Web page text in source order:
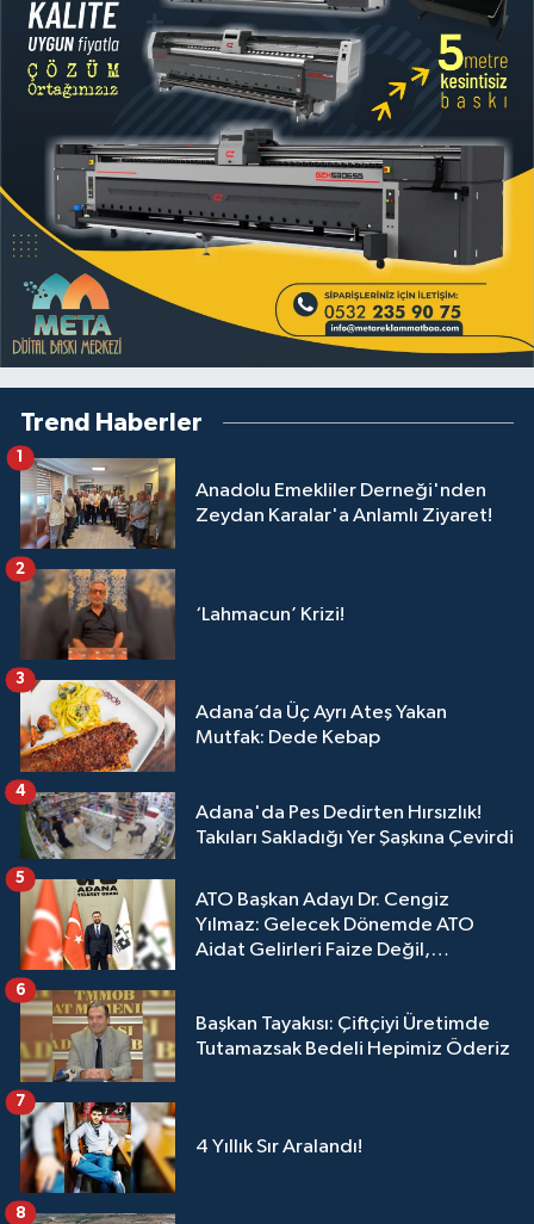
Trend Haberler
Anadolu Emekliler Derneği'nden
Zeydan Karalar'a Anlamlı Ziyaret!
1
‘Lahmacun’ Krizi!
2
Adana’da Üç Ayrı Ateş Yakan
Mutfak: Dede Kebap
3
Adana'da Pes Dedirten Hırsızlık!
Takıları Sakladığı Yer Şaşkına Çevirdi
4
ATO Başkan Adayı Dr. Cengiz
Yılmaz: Gelecek Dönemde ATO
Aidat Gelirleri Faize Değil,
5
Başkan Tayakısı: Çiftçiyi Üretimde
Tutamazsak Bedeli Hepimiz Öderiz
6
4 Yıllık Sır Aralandı!
7
8